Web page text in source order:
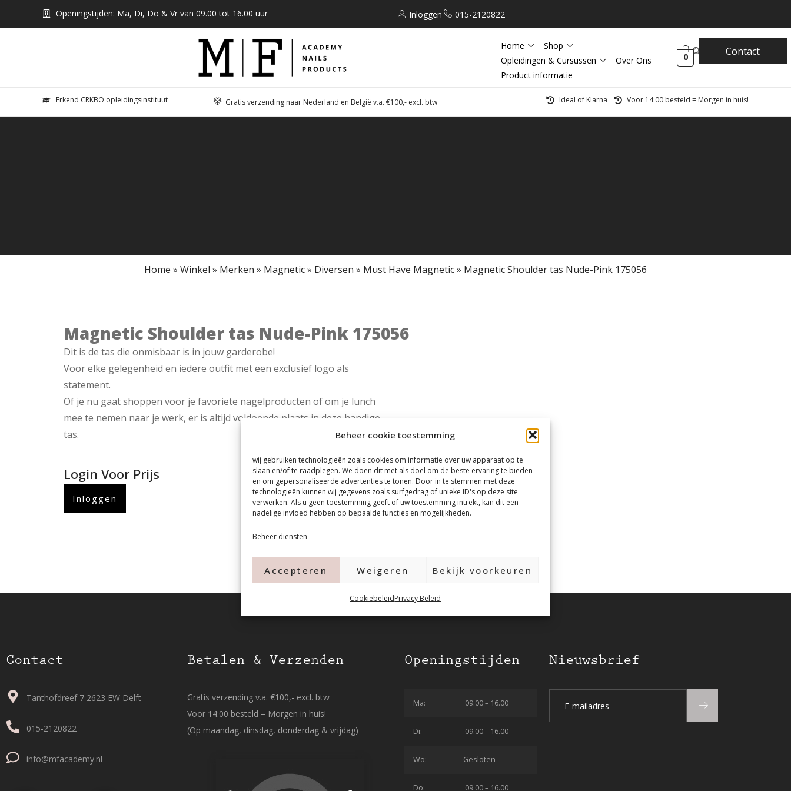
Beheer cookie toestemming
wij gebruiken technologieën zoals cookies om informatie over uw apparaat op te
slaan en/of te raadplegen. We doen dit met als doel om de beste ervaring te bieden
en om gepersonaliseerde advertenties te tonen. Door in te stemmen met deze
technologieën kunnen wij gegevens zoals surfgedrag of unieke ID's op deze site
verwerken. Als u geen toestemming geeft of uw toestemming intrekt, kan dit een
nadelige invloed hebben op bepaalde functies en mogelijkheden.
Beheer diensten
Accepteren Weigeren Bekijk voorkeuren
CookiebeleidPrivacy Beleid
Openingstijden: Ma, Di, Do & Vr van 09.00 tot 16.00 uur Inloggen 015-2120822
Home
Shop
Opleidingen & Cursussen
Over Ons
Product informatie
0 Contact
Erkend CRKBO opleidingsinstituut Gratis verzending naar Nederland en België v.a. €100,- excl. btw Ideal of Klarna Voor 14:00 besteld = Morgen in huis!
Home » Winkel » Merken » Magnetic» Diversen » Must Have Magnetic» Magnetic Shoulder tas Nude-Pink 175056
Magnetic Shoulder tas Nude-Pink 175056
Dit is de tas die onmisbaar is in jouw garderobe!
Voor elke gelegenheid en iedere outfit met een exclusief logo als
statement.
Of je nu gaat shoppen voor je favoriete nagelproducten of om je lunch
mee te nemen naar je werk, er is altijd voldoende plaats in deze handige
tas.
Login Voor Prijs
Inloggen
Contact
Tanthofdreef 7 2623 EW Delft
015-2120822
info@mfacademy.nl
Betalen & Verzenden
Gratis verzending v.a. €100,- excl. btw
Voor 14:00 besteld = Morgen in huis!
(Op maandag, dinsdag, donderdag & vrijdag)
Openingstijden
Ma: 09.00 – 16.00
Di: 09.00 – 16.00
Wo: Gesloten
Do: 09.00 – 16.00
Nieuwsbrief